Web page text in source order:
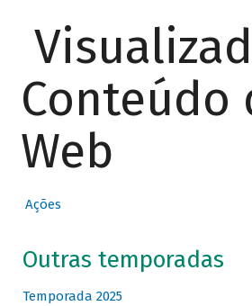
Conteúdo
Web
Ações
Outras temporadas
Temporada 2025